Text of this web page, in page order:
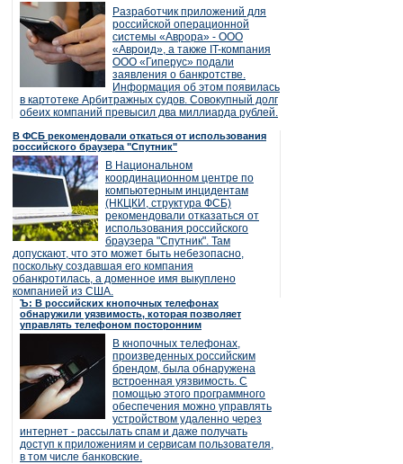
Разработчик приложений для
российской операционной
системы «Аврора» - ООО
«Авроид», а также IT-компания
ООО «Гиперус» подали
заявления о банкротстве.
Информация об этом появилась
в картотеке Арбитражных судов. Совокупный долг
обеих компаний превысил два миллиарда рублей.
В ФСБ рекомендовали откаться от использования
российского браузера "Спутник"
В Национальном
координационном центре по
компьютерным инцидентам
(НКЦКИ, структура ФСБ)
рекомендовали отказаться от
использования российского
браузера "Спутник". Там
допускают, что это может быть небезопасно,
поскольку создавшая его компания
обанкротилась, а доменное имя выкуплено
компанией из США.
Ъ: В российских кнопочных телефонах
обнаружили уязвимость, которая позволяет
управлять телефоном посторонним
В кнопочных телефонах,
произведенных российским
брендом, была обнаружена
встроенная уязвимость. С
помощью этого программного
обеспечения можно управлять
устройством удаленно через
интернет - рассылать спам и даже получать
доступ к приложениям и сервисам пользователя,
в том числе банковские.